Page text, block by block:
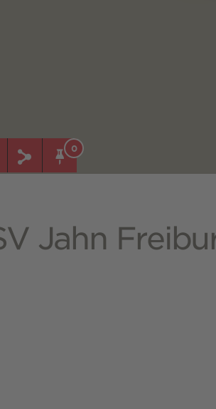
0
Jahn